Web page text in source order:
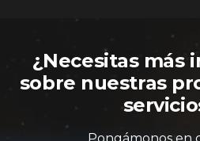
¿Necesitas más
sobre nuestras